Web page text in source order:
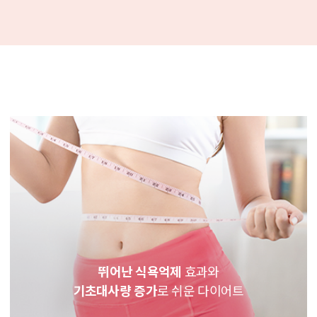
뛰어난 식욕억제 효과와
기초대사량 증가로 쉬운 다이어트